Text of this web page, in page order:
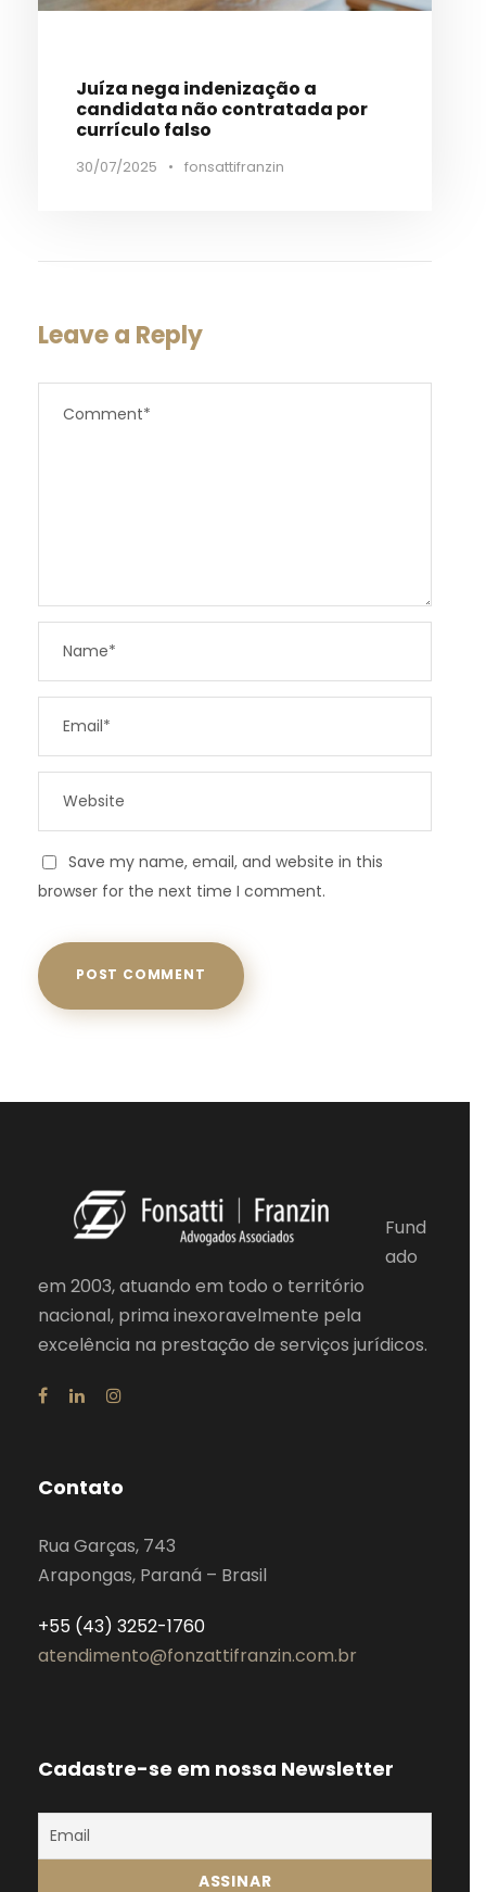
Juíza nega indenização a
candidata não contratada por
currículo falso
30/07/2025 • fonsattifranzin
Leave a Reply
Save my name, email, and website in this
browser for the next time I comment.
Fund
ado
em 2003, atuando em todo o território
nacional, prima inexoravelmente pela
excelência na prestação de serviços jurídicos.
Contato
Rua Garças, 743
Arapongas, Paraná – Brasil
+55 (43) 3252-1760
atendimento@fonzattifranzin.com.br
Cadastre-se em nossa Newsletter